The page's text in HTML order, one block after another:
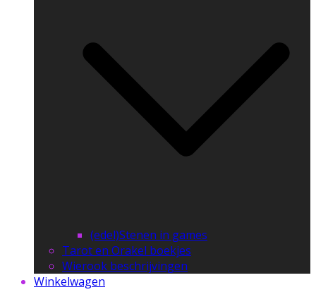
(edel)Stenen in games
Tarot en Orakel boekjes
Wierook beschrijvingen
Winkelwagen